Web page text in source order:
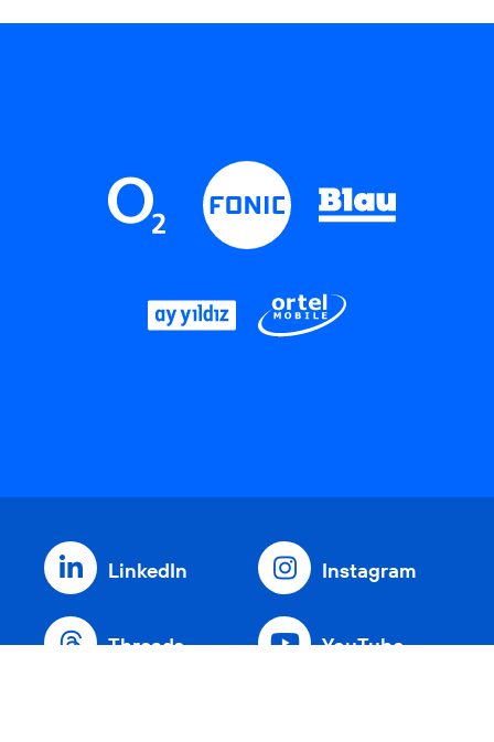
LinkedIn Instagram
Threads YouTube